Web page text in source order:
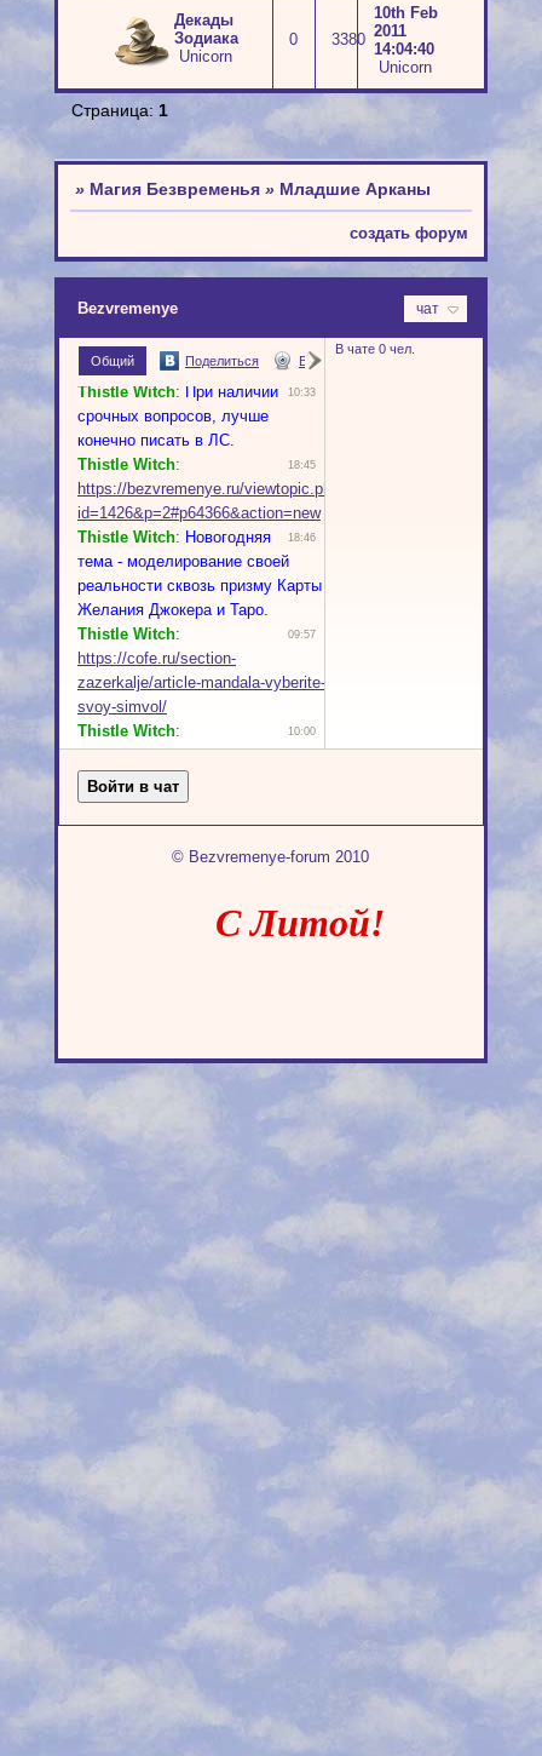
Декады
Зодиака
Unicorn
0 3380
10th Feb
2011
14:04:40
Unicorn
Страница: 1
» Магия Безвременья » Младшие Арканы
создать форум
© Bezvremenye-forum 2010
С Литой!